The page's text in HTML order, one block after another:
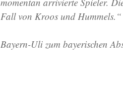
Fall von Kroos und Hummels.“
Bayern-Uli zum bayerischen